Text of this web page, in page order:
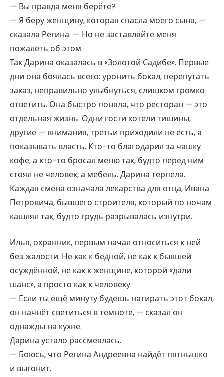
— Вы правда меня берёте?
— Я беру женщину, которая спасла моего сына, —
сказала Регина. — Но не заставляйте меня
пожалеть об этом.
Так Дарина оказалась в «Золотой Садибе». Первые
дни она боялась всего: уронить бокал, перепутать
заказ, неправильно улыбнуться, слишком громко
ответить. Она быстро поняла, что ресторан — это
отдельная жизнь. Одни гости хотели тишины,
другие — внимания, третьи приходили не есть, а
показывать власть. Кто-то благодарил за чашку
кофе, а кто-то бросал меню так, будто перед ним
стоял не человек, а мебель. Дарина терпела.
Каждая смена означала лекарства для отца, Ивана
Петровича, бывшего строителя, который по ночам
кашлял так, будто грудь разрывалась изнутри.
Илья, охранник, первым начал относиться к ней
без жалости. Не как к бедной, не как к бывшей
осуждённой, не как к женщине, которой «дали
шанс», а просто как к человеку.
— Если ты ещё минуту будешь натирать этот бокал,
он начнёт светиться в темноте, — сказал он
однажды на кухне.
Дарина устало рассмеялась.
— Боюсь, что Регина Андреевна найдёт пятнышко
и выгонит.